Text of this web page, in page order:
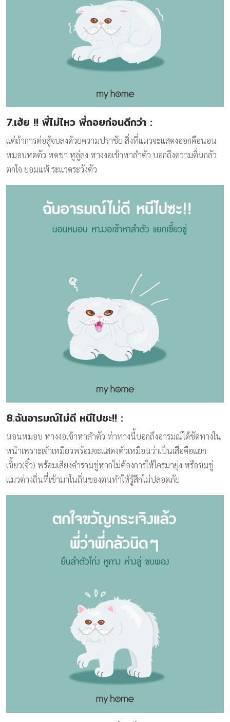
7.เฮ้ย !! พี่ไม่ไหว พี่ถอยก่อนดีกว่า :
แต่ถ้าการต่อสู้จบลงด้วยความปราชัย สิ่งที่แมวจะแสดงออกคือนอน
หมอบหดตัว หดขา หูลู่ลง หางงอเข้าหาลำตัว บอกถึงความตื่นกลัว
ตกใจ ยอมแพ้ ระแวดระวังตัว
8.ฉันอารมณ์ไม่ดี หนีไปซะ!! :
นอนหมอบ หางงอเข้าหาลำตัว ท่าทางนี้บอกถึงอารมณ์ได้ชัดทางใน
หน้าเพราะเจ้าเหมียวพร้อมจะแสดงตัวเหมือนว่าเป็นเสือคือแยก
เขี้ยว(จิ๋ว) พร้อมเสียงคำรามขู่หากไม่ต้องการให้ใครมายุ่ง หรือข่มขู่
แมวต่างถิ่นที่เข้ามาในถิ่นของตนทำให้รู้สึกไม่ปลอดภัย